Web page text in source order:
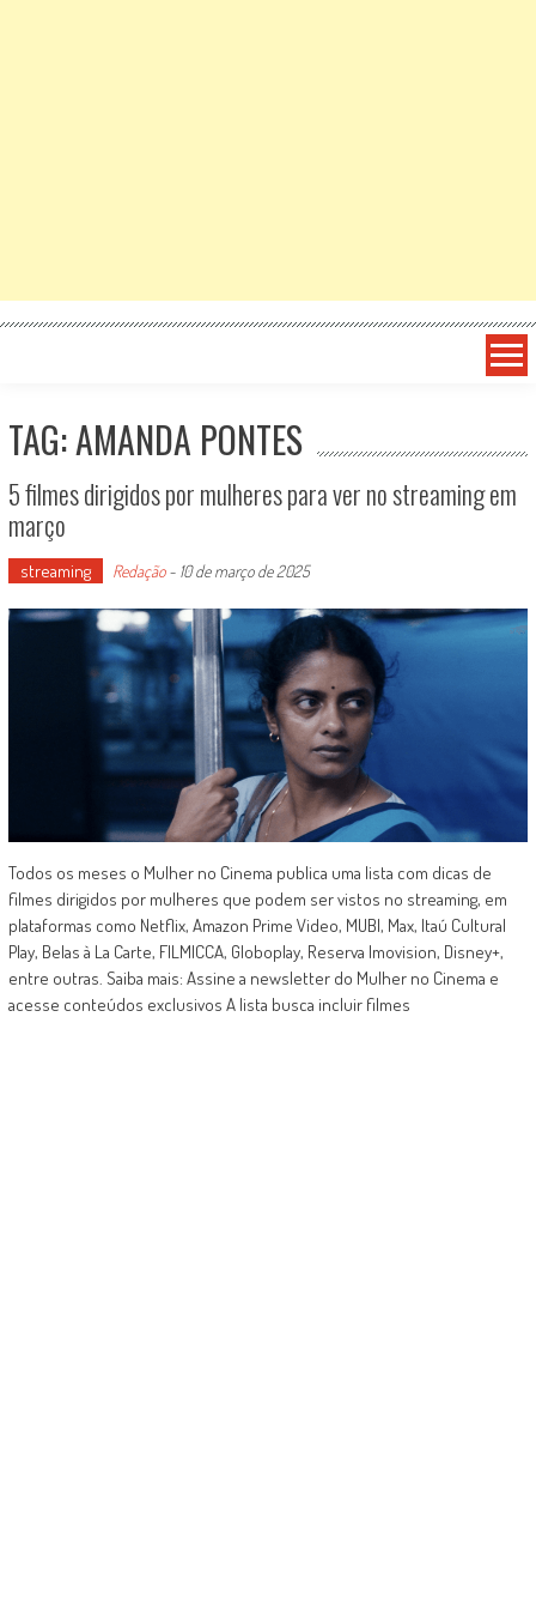
TAG: AMANDA PONTES
5 filmes dirigidos por mulheres para ver no streaming em
março
streaming Redação- 10 de março de 2025
Todos os meses o Mulher no Cinema publica uma lista com dicas de
filmes dirigidos por mulheres que podem ser vistos no streaming, em
plataformas como Netflix, Amazon Prime Video, MUBI, Max, Itaú Cultural
Play, Belas à La Carte, FILMICCA, Globoplay, Reserva Imovision, Disney+,
entre outras. Saiba mais: Assine a newsletter do Mulher no Cinema e
acesse conteúdos exclusivos A lista busca incluir filmes